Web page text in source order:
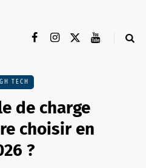
TECH
de charge
choisir en
?